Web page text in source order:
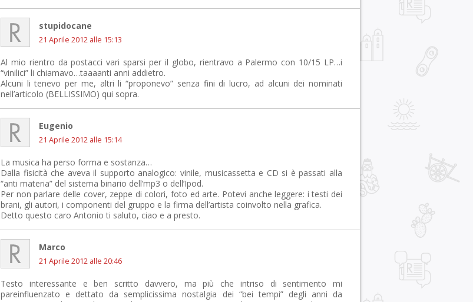
stupidocane
21 Aprile 2012 alle 15:13
Al mio rientro da postacci vari sparsi per il globo, rientravo a Palermo con 10/15 LP…i
“vinilici” li chiamavo…taaaanti anni addietro.
Alcuni li tenevo per me, altri li “proponevo” senza fini di lucro, ad alcuni dei nominati
nell’articolo (BELLISSIMO) qui sopra.
Eugenio
21 Aprile 2012 alle 15:14
La musica ha perso forma e sostanza…
Dalla fisicità che aveva il supporto analogico: vinile, musicassetta e CD si è passati alla
“anti materia” del sistema binario dell’mp3 o dell’Ipod.
Per non parlare delle cover, zeppe di colori, foto ed arte. Potevi anche leggere: i testi dei
brani, gli autori, i componenti del gruppo e la firma dell’artista coinvolto nella grafica.
Detto questo caro Antonio ti saluto, ciao e a presto.
Marco
21 Aprile 2012 alle 20:46
Testo interessante e ben scritto davvero, ma più che intriso di sentimento mi
pareinfluenzato e dettato da semplicissima nostalgia dei “bei tempi” degli anni da